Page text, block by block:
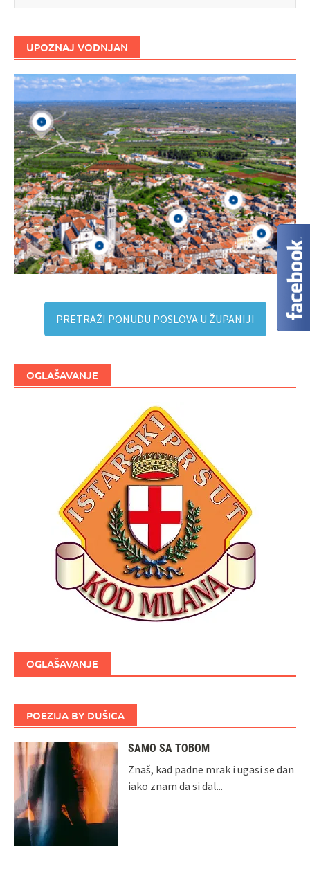
UPOZNAJ VODNJAN
PRETRAŽI PONUDU POSLOVA U ŽUPANIJI
OGLAŠAVANJE
OGLAŠAVANJE
POEZIJA BY DUŠICA
SAMO SA TOBOM
Znaš, kad padne mrak i ugasi se dan
iako znam da si dal...